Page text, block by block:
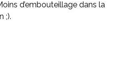
d’embouteillage dans la
;).